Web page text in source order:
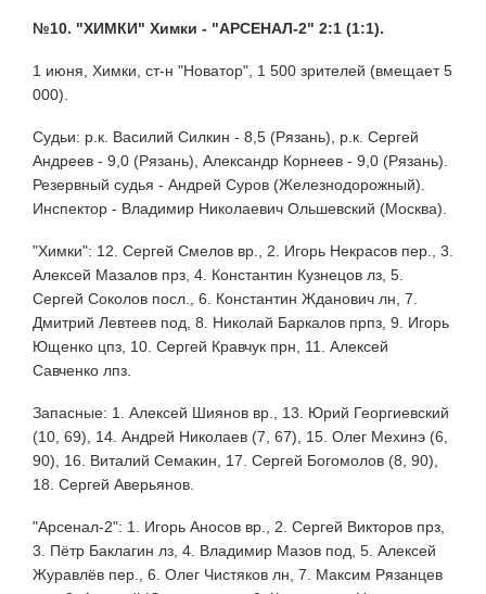
№10. "ХИМКИ" Химки - "АРСЕНАЛ-2" 2:1 (1:1).
1 июня, Химки, ст-н "Новатор", 1 500 зрителей (вмещает 5
000).
Судьи: р.к. Василий Силкин - 8,5 (Рязань), р.к. Сергей
Андреев - 9,0 (Рязань), Александр Корнеев - 9,0 (Рязань).
Резервный судья - Андрей Суров (Железнодорожный).
Инспектор - Владимир Николаевич Ольшевский (Москва).
"Химки": 12. Сергей Смелов вр., 2. Игорь Некрасов пер., 3.
Алексей Мазалов прз, 4. Константин Кузнецов лз, 5.
Сергей Соколов посл., 6. Константин Жданович лн, 7.
Дмитрий Левтеев под, 8. Николай Баркалов прпз, 9. Игорь
Ющенко цпз, 10. Сергей Кравчук прн, 11. Алексей
Савченко лпз.
Запасные: 1. Алексей Шиянов вр., 13. Юрий Георгиевский
(10, 69), 14. Андрей Николаев (7, 67), 15. Олег Мехинэ (6,
90), 16. Виталий Семакин, 17. Сергей Богомолов (8, 90),
18. Сергей Аверьянов.
"Арсенал-2": 1. Игорь Аносов вр., 2. Сергей Викторов прз,
3. Пётр Баклагин лз, 4. Владимир Мазов под, 5. Алексей
Журавлёв пер., 6. Олег Чистяков лн, 7. Максим Рязанцев